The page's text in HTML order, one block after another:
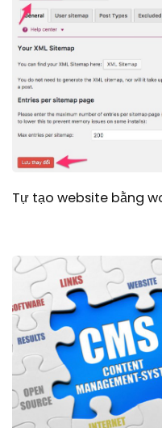
Tự tạo website bằng